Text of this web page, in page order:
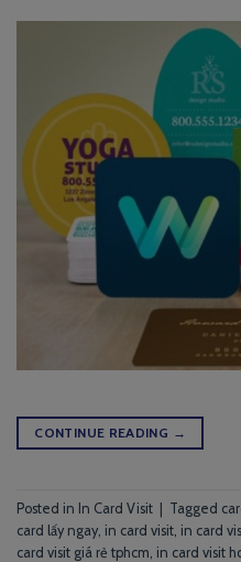
CONTINUE READING →
Posted in In Card Visit | Tagged
card lấy ngay in card visit in card
card visit giá rẻ tphcm in card visit